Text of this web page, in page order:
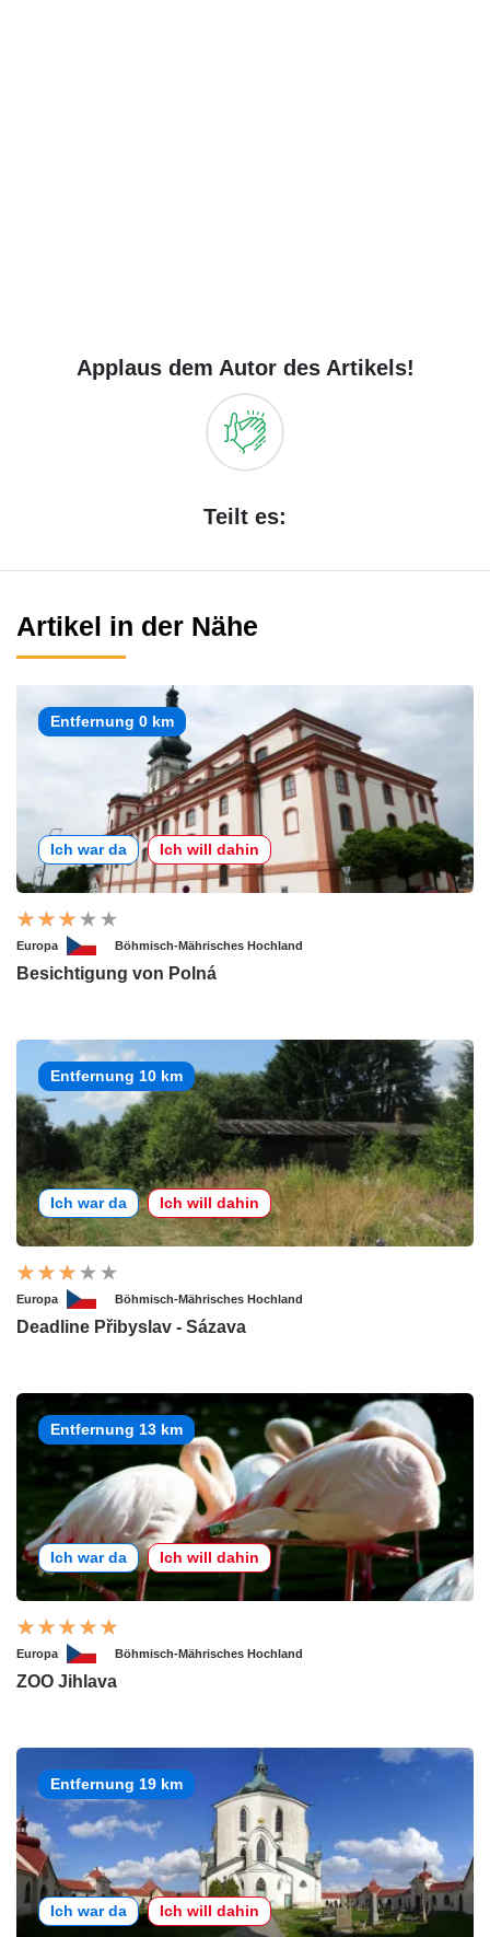
Applaus dem Autor des Artikels!
Teilt es:
Artikel in der Nähe
Entfernung 0 km
Ich war da Ich will dahin
Europa Böhmisch-Mährisches Hochland
Besichtigung von Polná
Entfernung 10 km
Ich war da Ich will dahin
Europa Böhmisch-Mährisches Hochland
Deadline Přibyslav - Sázava
Entfernung 13 km
Ich war da Ich will dahin
Europa Böhmisch-Mährisches Hochland
ZOO Jihlava
Entfernung 19 km
Ich war da Ich will dahin